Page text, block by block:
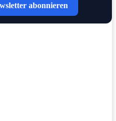
abonnieren